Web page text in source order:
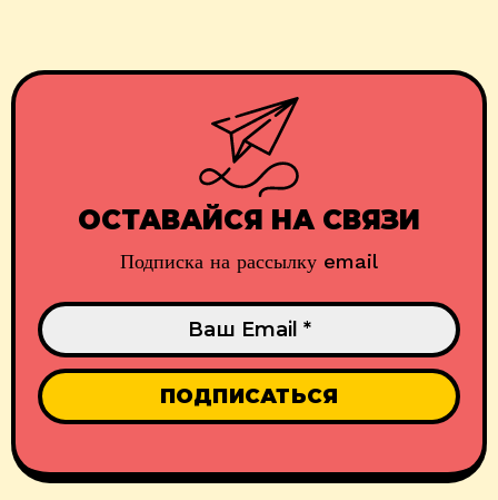
ОСТАВАЙСЯ НА СВЯЗИ
Подписка на рассылку email